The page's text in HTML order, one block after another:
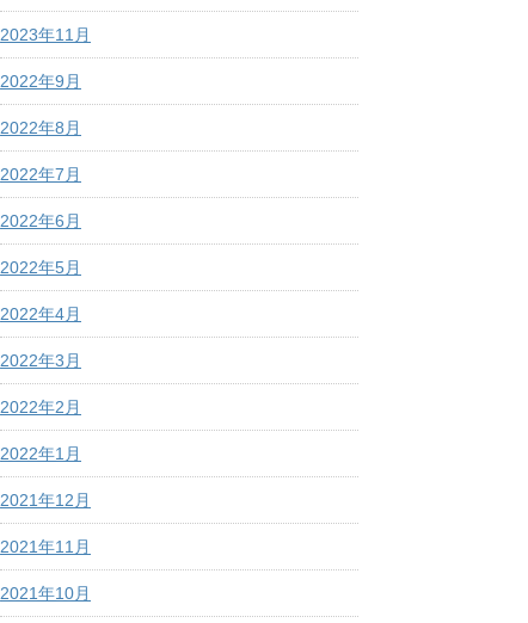
2023年11月
2022年9月
2022年8月
2022年7月
2022年6月
2022年5月
2022年4月
2022年3月
2022年2月
2022年1月
2021年12月
2021年11月
2021年10月